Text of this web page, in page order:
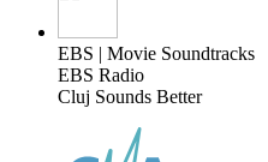
EBS | Movie Soundtracks
EBS Radio
Cluj Sounds Better